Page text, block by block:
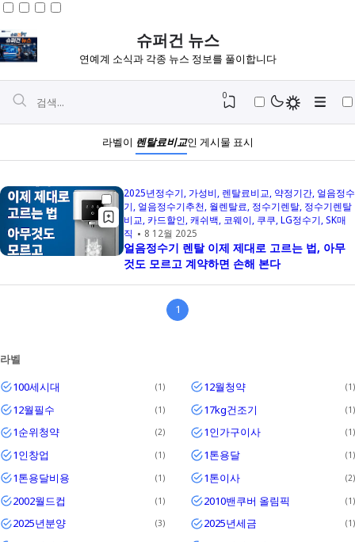
슈퍼건 뉴스
연예계 소식과 각종 뉴스 정보를 풀이합니다
Iglo
0
라벨이 렌탈료비교인 게시물 표시
2025년정수기 가성비 렌탈료비교 약정기간 얼음정수
기 얼음정수기추천 월렌탈료 정수기렌탈 정수기렌탈
비교 카드할인 캐쉬백 코웨이 쿠쿠 LG정수기 SK매
직
8 12월 2025
얼음정수기 렌탈 이제 제대로 고르는 법, 아무
것도 모르고 계약하면 손해 본다
1
라벨
100세시대
1 12월청약 1
12월필수 1 17kg건조기 1
1순위청약 2 1인가구이사 1
1인창업 1 1톤용달 1
1톤용달비용 1 1톤이사 2
2002월드컵 1 2010밴쿠버 올림픽 1
2025년분양 3 2025년세금 1